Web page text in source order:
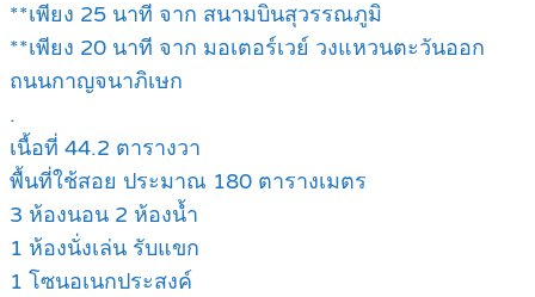
**เพียง 25 นาที จาก สนามบินสุวรรณภูมิ
**เพียง 20 นาที จาก มอเตอร์เวย์ วงแหวนตะวันออก
ถนนกาญจนาภิเษก
.
เนื้อที่ 44.2 ตารางวา
พื้นที่ใช้สอย ประมาณ 180 ตารางเมตร
3 ห้องนอน 2 ห้องน้ำ
1 ห้องนั่งเล่น รับแขก
1 โซนอเนกประสงค์